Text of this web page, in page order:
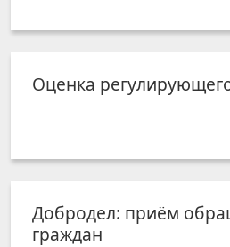
Оценка
Добродел: приём
граждан